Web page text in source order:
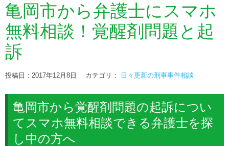
亀岡市から弁護士にスマホ
無料相談！覚醒剤問題と起
訴
投稿日：2017年12月8日 カテゴリ： 日々更新の刑事事件相談
亀岡市から覚醒剤問題の起訴につい
てスマホ無料相談できる弁護士を探
し中の方へ